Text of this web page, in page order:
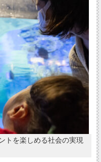
トを楽しめる社会の実現